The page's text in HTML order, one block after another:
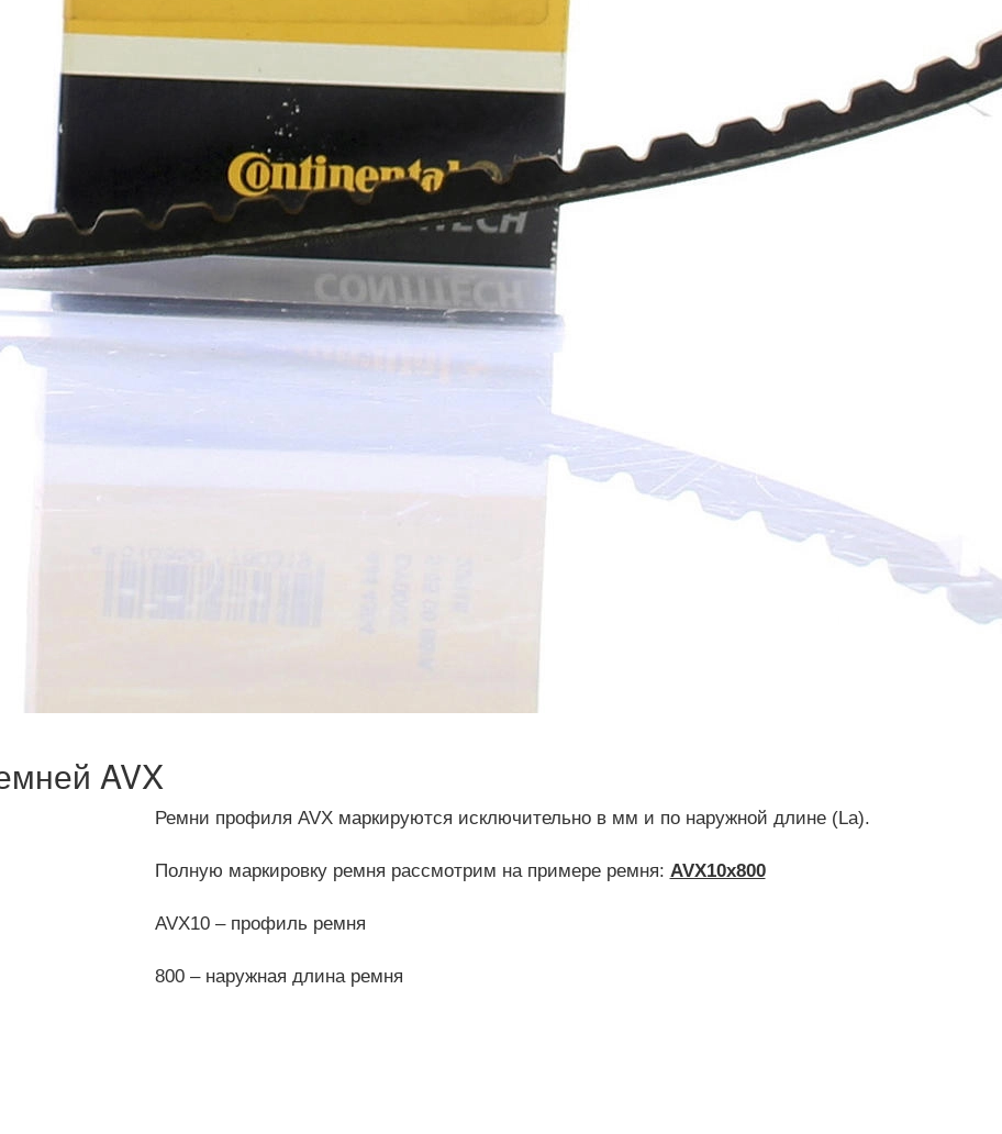
AVX
Ремни профиля AVX маркируются исключительно в мм и по наружной длине (La).
Полную маркировку ремня рассмотрим на примере ремня: AVX10x800
AVX10 – профиль ремня
800 – наружная длина ремня